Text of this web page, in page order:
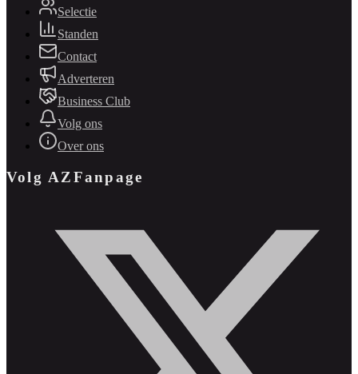
Selectie
Standen
Contact
Adverteren
Business Club
Volg ons
Over ons
Volg AZFanpage